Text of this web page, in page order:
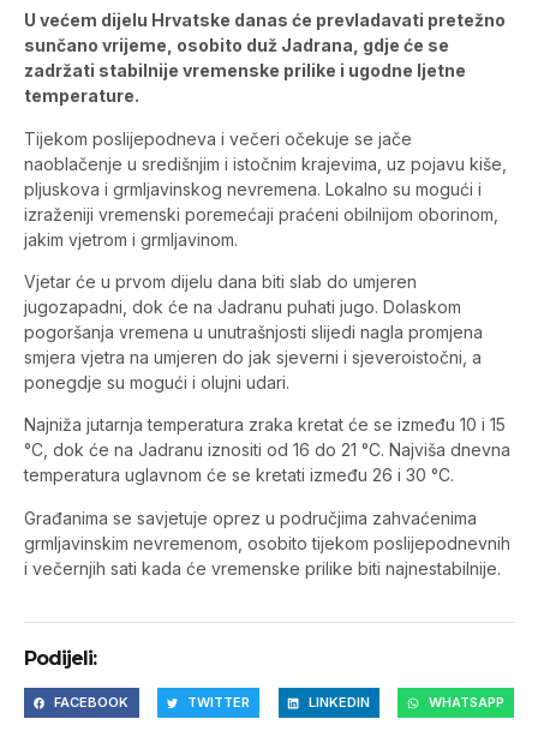
U većem dijelu Hrvatske danas će prevladavati pretežno
sunčano vrijeme, osobito duž Jadrana, gdje će se
zadržati stabilnije vremenske prilike i ugodne ljetne
temperature.
Tijekom poslijepodneva i večeri očekuje se jače
naoblačenje u središnjim i istočnim krajevima, uz pojavu kiše,
pljuskova i grmljavinskog nevremena. Lokalno su mogući i
izraženiji vremenski poremećaji praćeni obilnijom oborinom,
jakim vjetrom i grmljavinom.
Vjetar će u prvom dijelu dana biti slab do umjeren
jugozapadni, dok će na Jadranu puhati jugo. Dolaskom
pogoršanja vremena u unutrašnjosti slijedi nagla promjena
smjera vjetra na umjeren do jak sjeverni i sjeveroistočni, a
ponegdje su mogući i olujni udari.
Najniža jutarnja temperatura zraka kretat će se između 10 i 15
°C, dok će na Jadranu iznositi od 16 do 21 °C. Najviša dnevna
temperatura uglavnom će se kretati između 26 i 30 °C.
Građanima se savjetuje oprez u područjima zahvaćenima
grmljavinskim nevremenom, osobito tijekom poslijepodnevnih
i večernjih sati kada će vremenske prilike biti najnestabilnije.
Podijeli:
FACEBOOK TWITTER LINKEDIN WHATSAPP